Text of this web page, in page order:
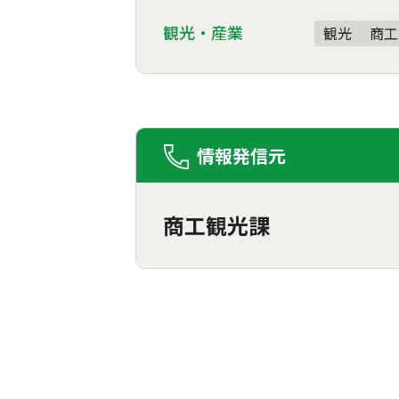
観光・産業 観光 商
情報発信元
商工観光課